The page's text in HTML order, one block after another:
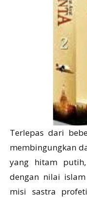
Terlepas dari
membingungkan
yang hitam
dengan nilai
misi sastra